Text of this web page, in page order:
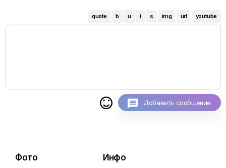
quote b u i s img url youtube
 Добавить сообщение
Фото Инфо